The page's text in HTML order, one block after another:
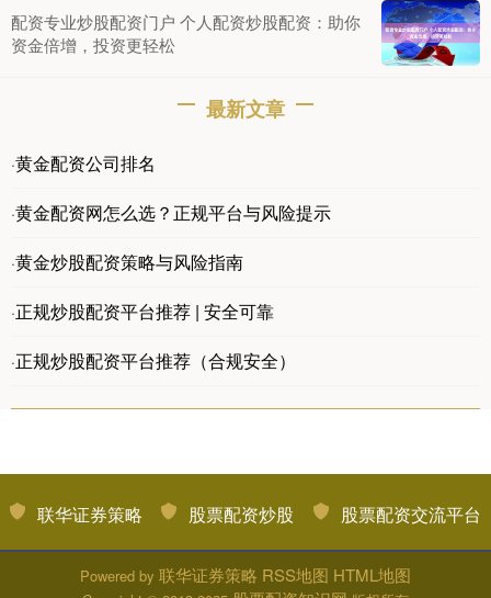
配资专业炒股配资门户 个人配资炒股配资：助你
资金倍增，投资更轻松
最新文章
·黄金配资公司排名
·黄金配资网怎么选？正规平台与风险提示
·黄金炒股配资策略与风险指南
·正规炒股配资平台推荐 | 安全可靠
·正规炒股配资平台推荐（合规安全）
联华证券策略 股票配资炒股 股票配资交流平台
Powered by 联华证券策略 RSS地图 HTML地图